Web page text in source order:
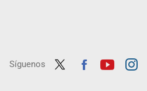
Síguenos